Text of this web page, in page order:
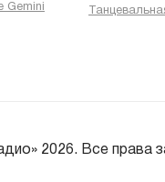
Gemini
2026. Все права